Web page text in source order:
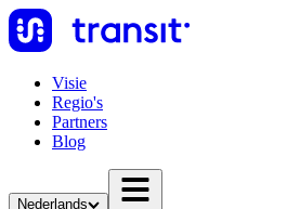
Visie
Regio's
Partners
Blog
Nederlands